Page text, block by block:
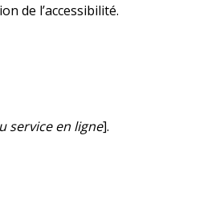
de l’accessibilité.
service en ligne].